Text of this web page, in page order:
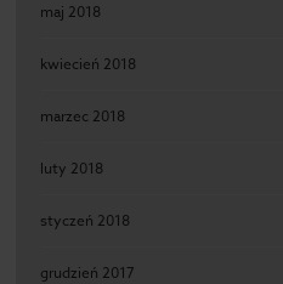
maj 2018
kwiecień 2018
marzec 2018
luty 2018
styczeń 2018
grudzień 2017